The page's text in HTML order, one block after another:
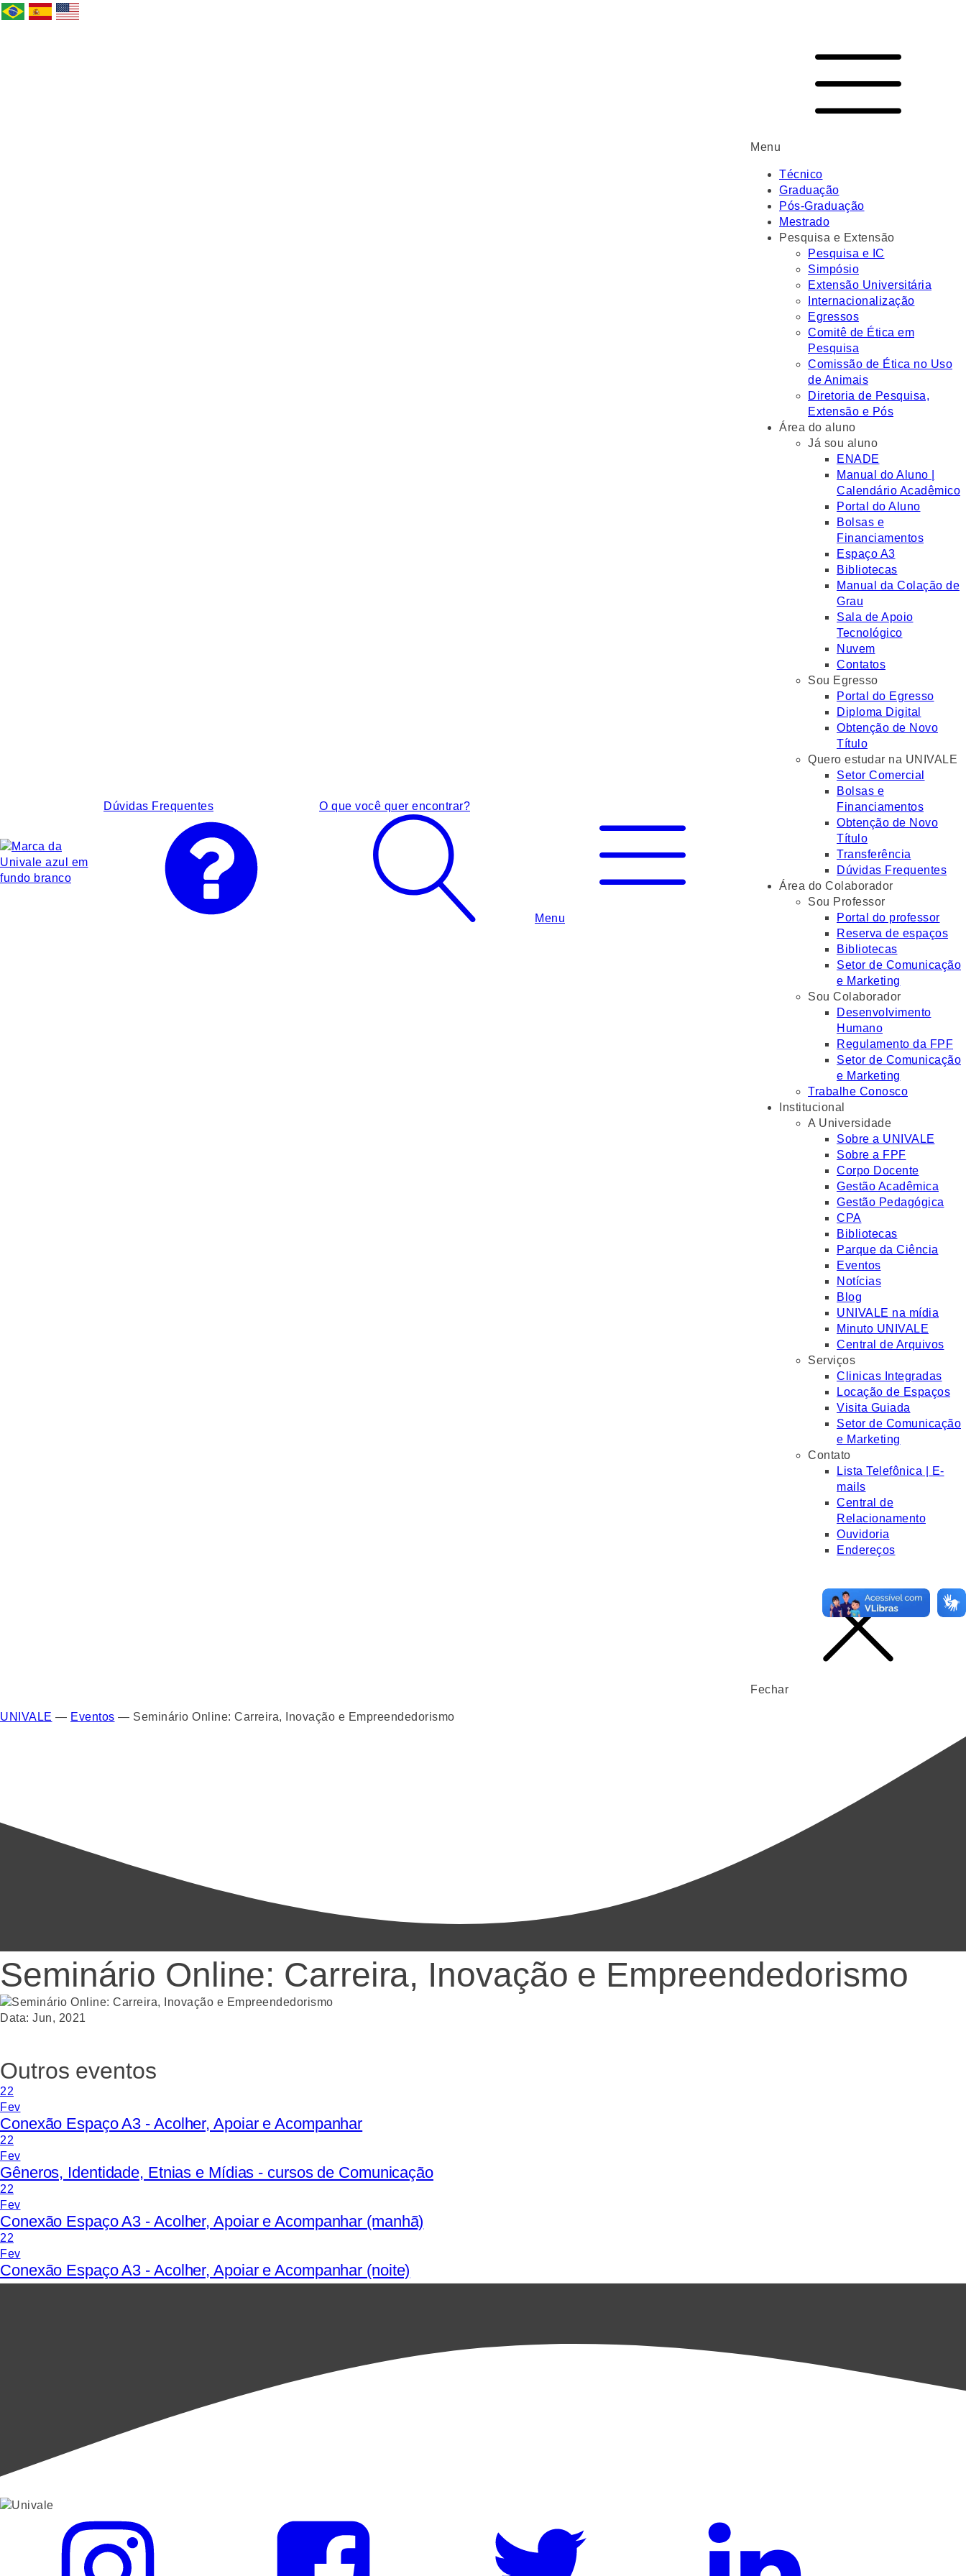
Dúvidas Frequentes O que você quer encontrar?
Menu
Menu
Técnico
Graduação
Pós-Graduação
Mestrado
Pesquisa e Extensão
Pesquisa e IC
Simpósio
Extensão Universitária
Internacionalização
Egressos
Comitê de Ética em
Pesquisa
Comissão de Ética no Uso
de Animais
Diretoria de Pesquisa,
Extensão e Pós
Área do aluno
Já sou aluno
ENADE
Manual do Aluno |
Calendário Acadêmico
Portal do Aluno
Bolsas e
Financiamentos
Espaço A3
Bibliotecas
Manual da Colação de
Grau
Sala de Apoio
Tecnológico
Nuvem
Contatos
Sou Egresso
Portal do Egresso
Diploma Digital
Obtenção de Novo
Título
Quero estudar na UNIVALE
Setor Comercial
Bolsas e
Financiamentos
Obtenção de Novo
Título
Transferência
Dúvidas Frequentes
Área do Colaborador
Sou Professor
Portal do professor
Reserva de espaços
Bibliotecas
Setor de Comunicação
e Marketing
Sou Colaborador
Desenvolvimento
Humano
Regulamento da FPF
Setor de Comunicação
e Marketing
Trabalhe Conosco
Institucional
A Universidade
Sobre a UNIVALE
Sobre a FPF
Corpo Docente
Gestão Acadêmica
Gestão Pedagógica
CPA
Bibliotecas
Parque da Ciência
Eventos
Notícias
Blog
UNIVALE na mídia
Minuto UNIVALE
Central de Arquivos
Serviços
Clinicas Integradas
Locação de Espaços
Visita Guiada
Setor de Comunicação
e Marketing
Contato
Lista Telefônica | E-
mails
Central de
Relacionamento
Ouvidoria
Endereços
Fechar
UNIVALE — Eventos — Seminário Online: Carreira, Inovação e Empreendedorismo
Seminário Online: Carreira, Inovação e Empreendedorismo
Data: Jun, 2021
Outros eventos
22
Fev
Conexão Espaço A3 - Acolher, Apoiar e Acompanhar
22
Fev
Gêneros, Identidade, Etnias e Mídias - cursos de Comunicação
22
Fev
Conexão Espaço A3 - Acolher, Apoiar e Acompanhar (manhã)
22
Fev
Conexão Espaço A3 - Acolher, Apoiar e Acompanhar (noite)